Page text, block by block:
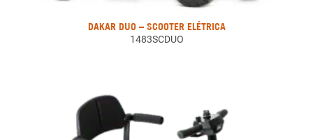
DAKAR DUO – SCOOTER ELÉTRICA
1483SCDUO